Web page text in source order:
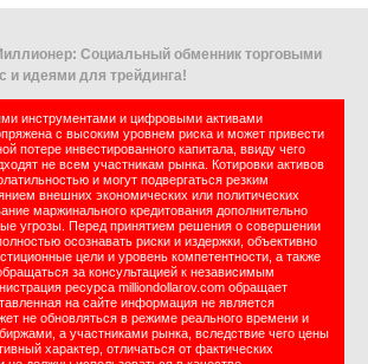
Социальный обменник торговыми
и идеями для трейдинга!
инструментами и цифровыми активами
с высоким уровнем риска и может привести
потере инвестированного капитала, ввиду чего
не всем участникам рынка. Котировки активов
и могут подвергаться резким
внешних экономических или политических
маржинального кредитования дополнительно
угрозы. Перед принятием решения о совершении
осознавать риски и издержки, объективно
цели и уровень компетентности, а также
за консультацией к независимым
ресурса milliondollarov.com обращает
на сайте информация не является
не обновляться в режиме реального времени и
а участниками рынка, вследствие чего цены
характер, отличаться от фактических